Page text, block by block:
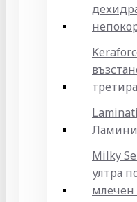
Milky
ултра
млечен